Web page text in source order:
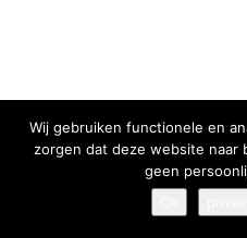
Wij gebruiken functionele en
zorgen dat deze website naar
geen